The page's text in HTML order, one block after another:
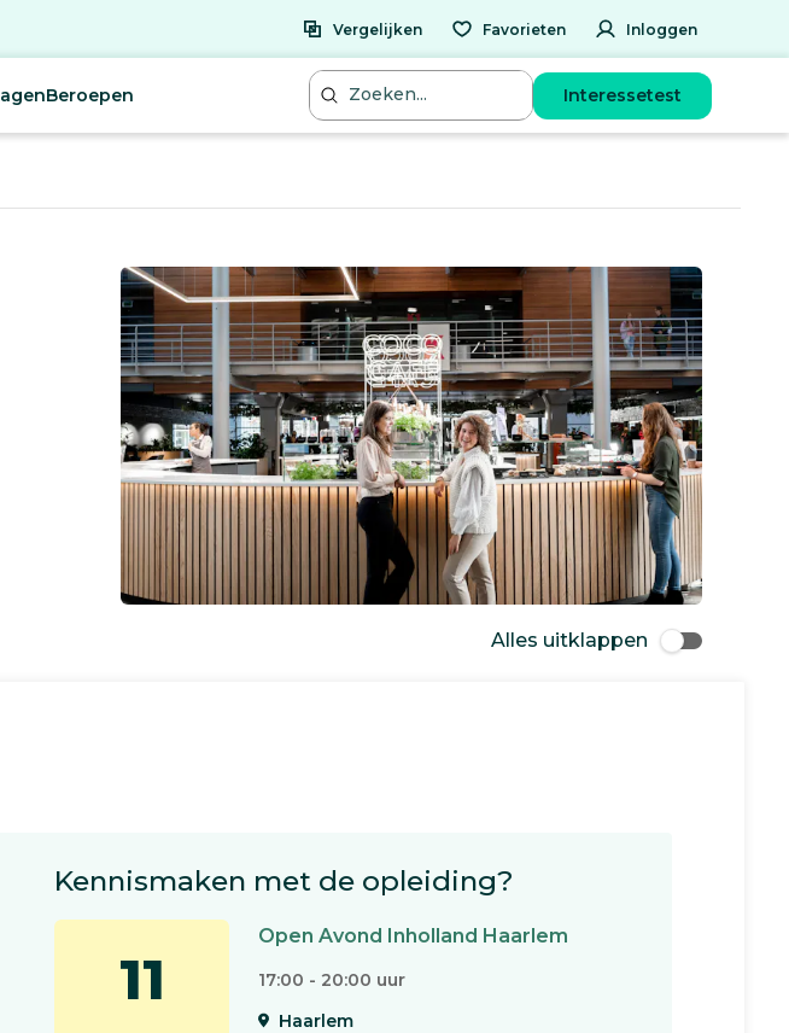
Vergelijken Favorieten Inloggen
Beroepen Interessetest
Alles uitklappen
Kennismaken met de opleiding?
11
Open Avond Inholland Haarlem
17:00 - 20:00 uur
Haarlem